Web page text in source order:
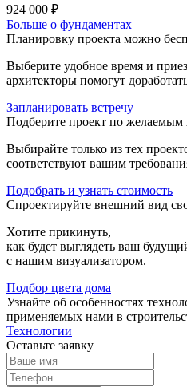
924 000 ₽
Больше о фундаментах
Планировку проекта можно
Выберите удобное время и
архитекторы помогут
Запланировать встречу
Подберите проект по желаемым
Выбирайте только из тех
соответствуют вашим
Подобрать и узнать стоимость
Спроектируйте внешний вид
Хотите прикинуть,
как будет выглядеть ваш
с нашим визуализатором.
Подбор цвета дома
Узнайте об особенностях
применяемых нами в
Технологии
Оставьте заявку